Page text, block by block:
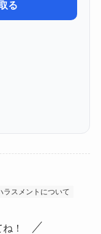
る
ラスメントについて
！